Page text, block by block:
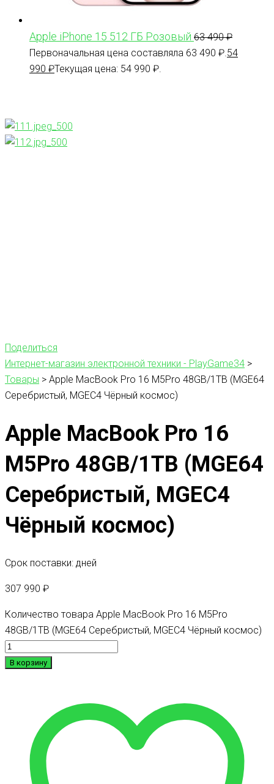
Apple iPhone 15 512 ГБ Розовый 63 490₽
Первоначальная цена составляла 63 490 ₽. 54
990 ₽Текущая цена: 54 990 ₽.
Поделиться
Интернет-магазин электронной техники - PlayGame34 >
Товары > Apple MacBook Pro 16 M5Pro 48GB/1TB (MGE64
Серебристый, MGEC4 Чёрный космос)
Apple MacBook Pro 16
M5Pro 48GB/1TB (MGE64
Серебристый, MGEC4
Чёрный космос)
Срок поставки: дней
307 990 ₽
Количество товара Apple MacBook Pro 16 M5Pro
48GB/1TB (MGE64 Серебристый, MGEC4 Чёрный космос)
В корзину